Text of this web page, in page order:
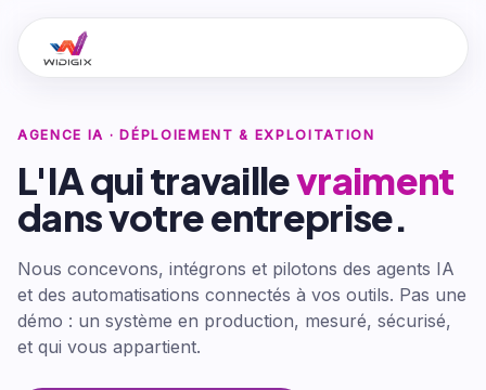
AGENCE IA · DÉPLOIEMENT & EXPLOITATION
L'IA qui travaillevraiment
dans votre entreprise.
Nous concevons, intégrons et pilotons des agents IA
et des automatisations connectés à vos outils. Pas une
démo : un système en production, mesuré, sécurisé,
et qui vous appartient.